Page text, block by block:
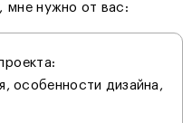
мне нужно от вас:
особенности дизайна,